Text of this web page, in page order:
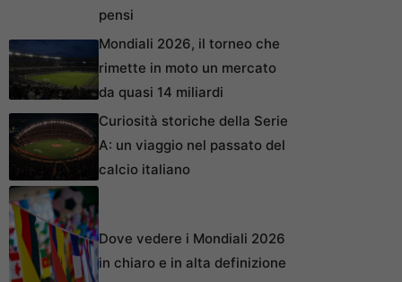
pensi
Mondiali 2026, il torneo che
rimette in moto un mercato
da quasi 14 miliardi
Curiosità storiche della Serie
A: un viaggio nel passato del
calcio italiano
Dove vedere i Mondiali 2026
in chiaro e in alta definizione